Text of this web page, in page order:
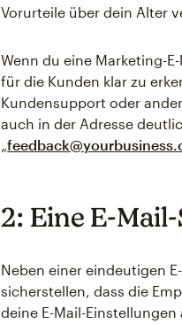
Vorurteile über dein Alter
Wenn du eine Marketing-
für die Kunden klar zu
Kundensupport oder
auch in der Adresse
„
2: Eine E-
Neben einer eindeutigen
sicherstellen, dass die
deine E-Mail-